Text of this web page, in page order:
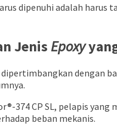
dipenuhi adalah harus
JenisEpoxy
dengan
374 CP SL, pelapis
beban mekanis.